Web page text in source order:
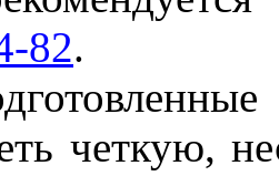
82.
четкую,